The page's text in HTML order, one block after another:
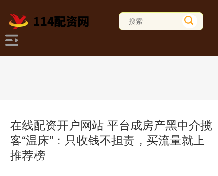
在线配资开户网站 平台成房产黑中介揽
客“温床”：只收钱不担责，买流量就上
推荐榜